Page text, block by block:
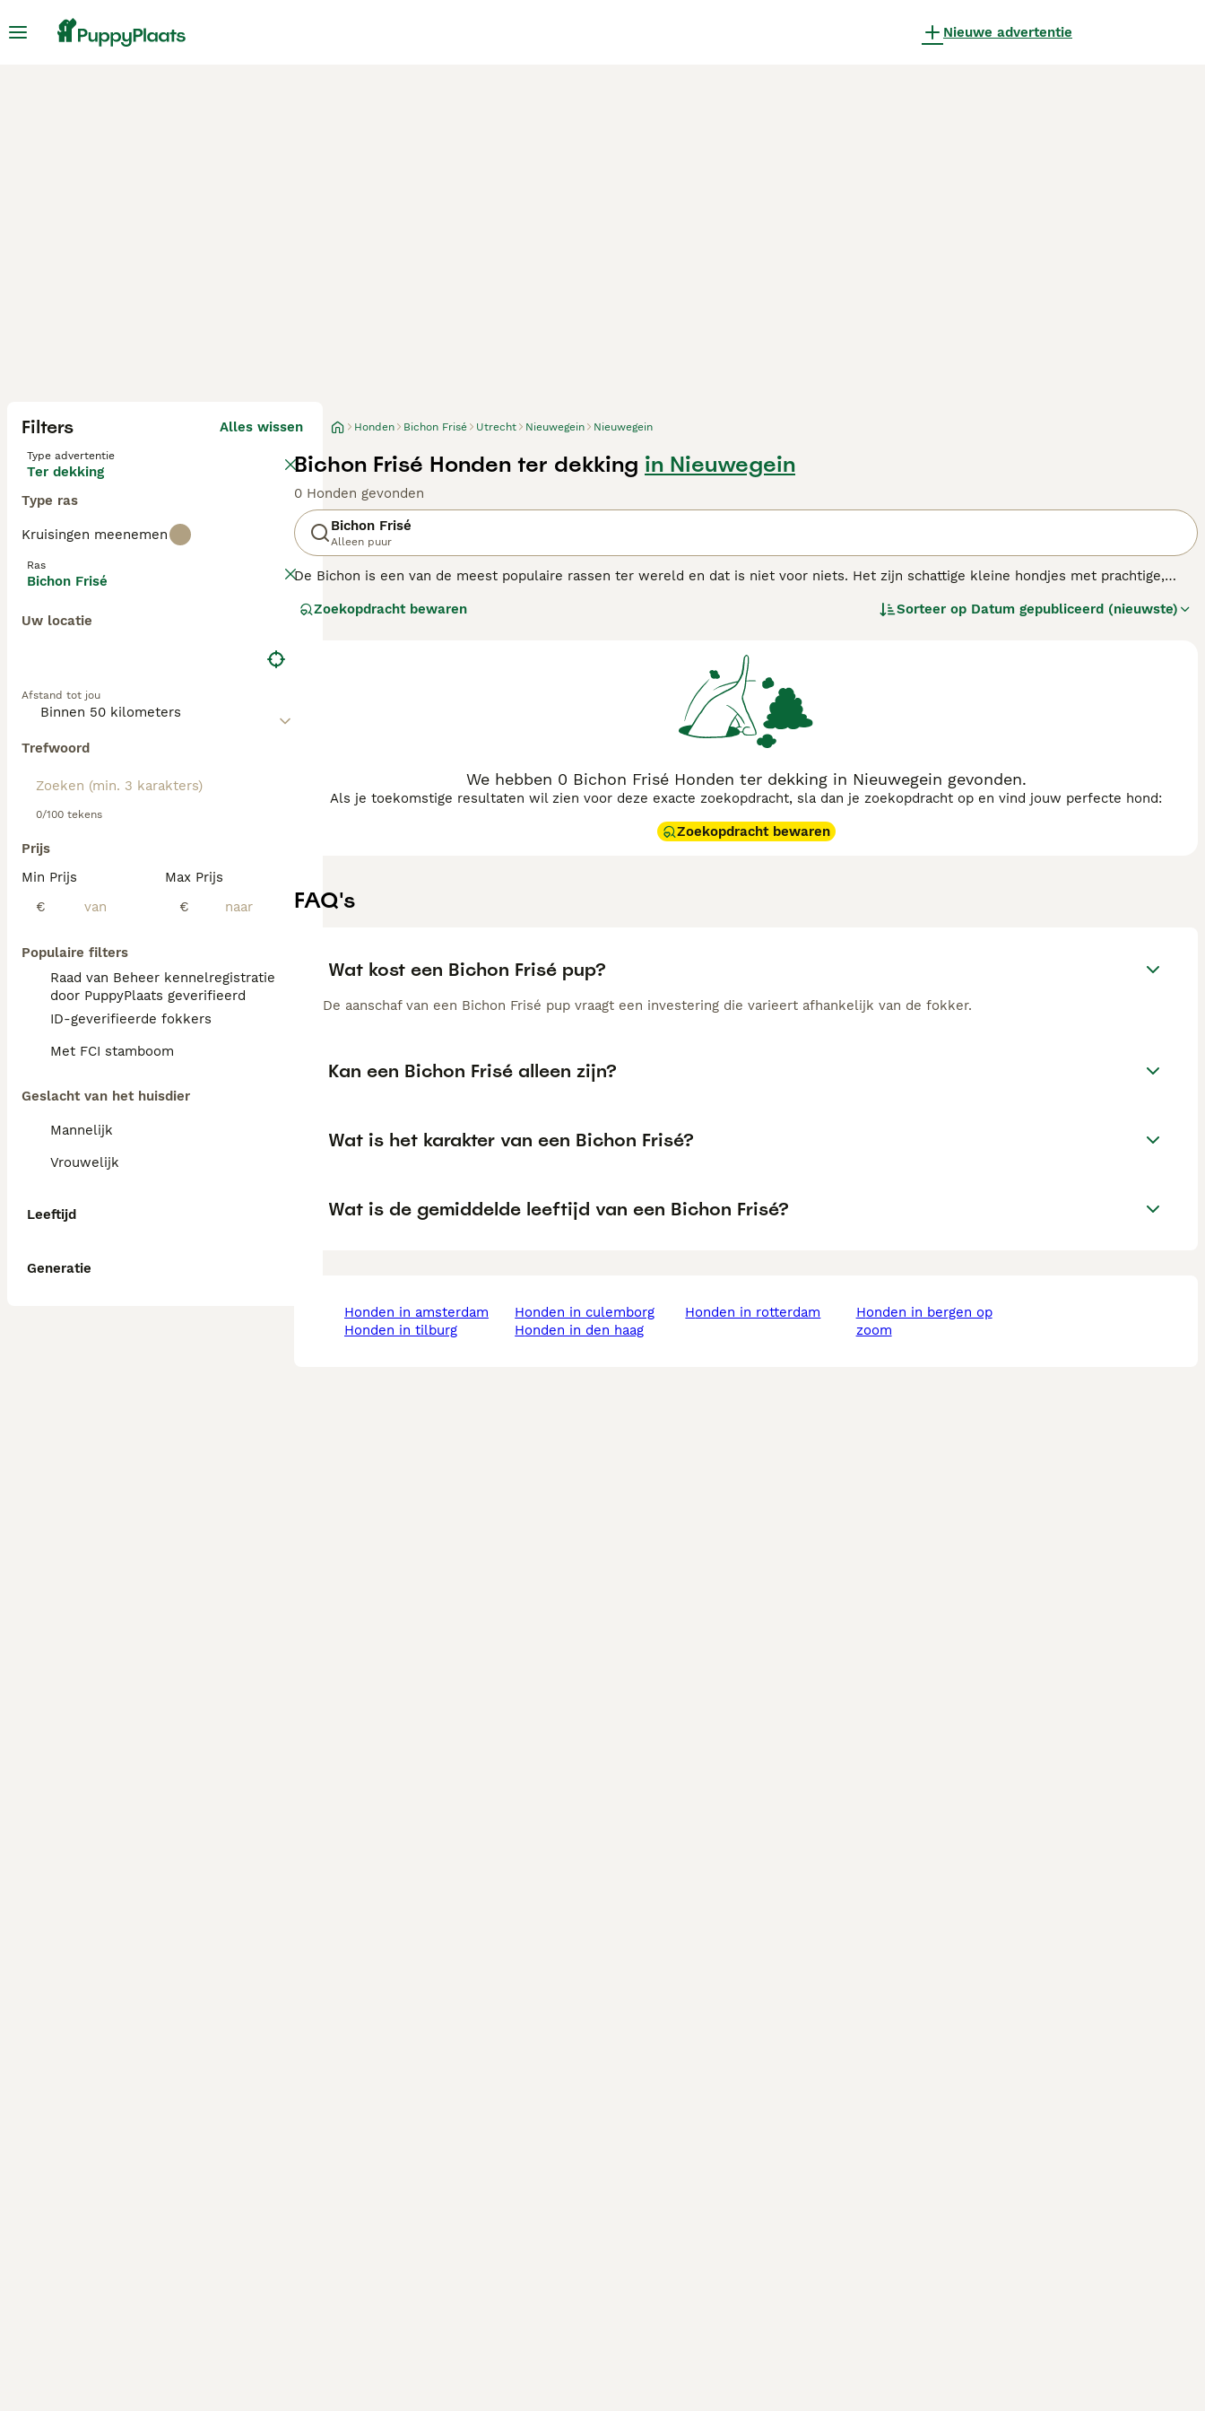
Nieuwe advertentie
Filters Alles wissen
Type advertentie
Ter dekking
Type ras
Kruisingen meenemen
Ras
Bichon Frisé
Uw locatie
Afstand tot jou
Trefwoord
0/100 tekens
Prijs
Min Prijs
€
Max Prijs
€
Populaire filters
Raad van Beheer kennelregistratie
door PuppyPlaats geverifieerd
ID-geverifieerde fokkers
Met FCI stamboom
Geslacht van het huisdier
Mannelijk
Vrouwelijk
Leeftijd
Generatie
Honden Bichon Frisé Utrecht Nieuwegein Nieuwegein
Bichon Frisé Honden ter dekking in Nieuwegein
0 Honden gevonden
Bichon Frisé
Alleen puur
De Bichon is een van de meest populaire rassen ter wereld en dat is niet voor niets. Het zijn schattige kleine hondjes met prachtige,
aangezien veel kleinere honden het moeilijk hebben als er kinderen in de buurt zijn. De Bichon is vermoedelijk afkomstig uit het
voor informatie over dit hondenras.
Zoekopdracht bewaren Sorteer op Datum gepubliceerd (nieuwste)
We hebben 0 Bichon Frisé Honden ter dekking in Nieuwegein gevonden.
Als je toekomstige resultaten wil zien voor deze exacte zoekopdracht, sla dan je zoekopdracht op en vind jouw perfecte hond:
Zoekopdracht bewaren
FAQ's
Wat kost een Bichon Frisé pup?
De aanschaf van een Bichon Frisé pup vraagt een investering die varieert afhankelijk van de fokker.
Kan een Bichon Frisé alleen zijn?
Wat is het karakter van een Bichon Frisé?
Wat is de gemiddelde leeftijd van een Bichon Frisé?
honden in amsterdam
honden in tilburg
honden in culemborg
honden in den haag
honden in rotterdam
honden in bergen op
zoom